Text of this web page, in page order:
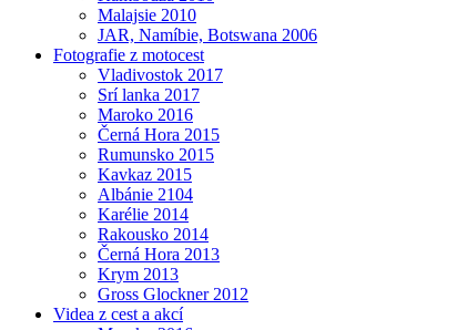
Malajsie 2010
JAR, Namíbie, Botswana 2006
Fotografie z motocest
Vladivostok 2017
Srí lanka 2017
Maroko 2016
Černá Hora 2015
Rumunsko 2015
Kavkaz 2015
Albánie 2104
Karélie 2014
Rakousko 2014
Černá Hora 2013
Krym 2013
Gross Glockner 2012
Videa z cest a akcí